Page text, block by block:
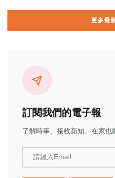
更多最
訂閱我們的電子報
了解時事、接收新知、在家也
請鍵入Email